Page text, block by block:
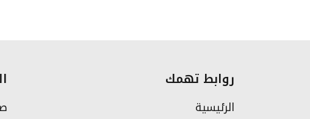
روابط تهمك
الرئيسية